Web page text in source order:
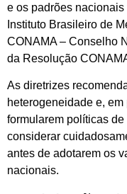
e os padrões
Instituto Brasileiro de
CONAMA – Conselho
da Resolução
As diretrizes
heterogeneidade e,
formularem políticas
considerar
antes de adotarem os
nacionais.